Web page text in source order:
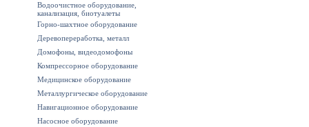
Водоочистное оборудование,
канализация, биотуалеты
Горно-шахтное оборудование
Деревопереработка, металл
Домофоны, видеодомофоны
Компрессорное оборудование
Медицинское оборудование
Металлургическое оборудование
Навигационное оборудование
Насосное оборудование